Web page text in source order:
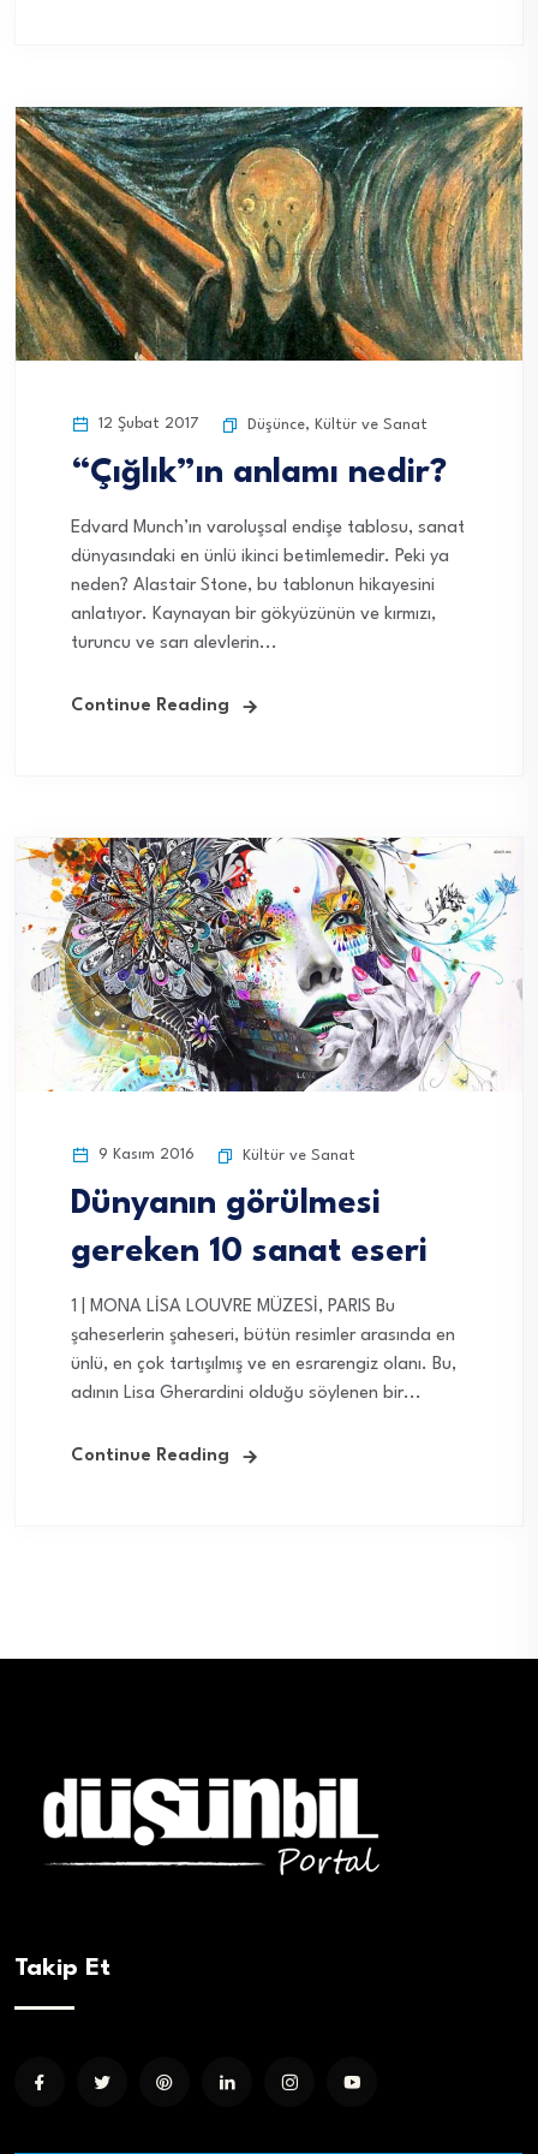
12 Şubat 2017 Düşünce, Kültür ve Sanat
“Çığlık”ın anlamı nedir?
Edvard Munch’ın varoluşsal endişe tablosu, sanat
dünyasındaki en ünlü ikinci betimlemedir. Peki ya
neden? Alastair Stone, bu tablonun hikayesini
anlatıyor. Kaynayan bir gökyüzünün ve kırmızı,
turuncu ve sarı alevlerin...
Continue Reading
9 Kasım 2016 Kültür ve Sanat
Dünyanın görülmesi
gereken 10 sanat eseri
1 | MONA LİSA LOUVRE MÜZESİ, PARIS Bu
şaheserlerin şaheseri, bütün resimler arasında en
ünlü, en çok tartışılmış ve en esrarengiz olanı. Bu,
adının Lisa Gherardini olduğu söylenen bir...
Continue Reading
Takip Et